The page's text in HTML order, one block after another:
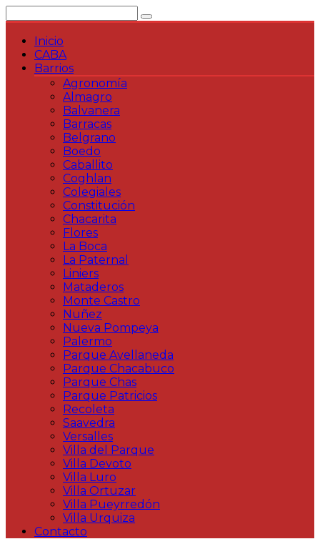
al
contenidoInicio
CABA
Barrios
Agronomía
Almagro
Balvanera
Barracas
Belgrano
Boedo
Caballito
Coghlan
Colegiales
Constitución
Chacarita
Flores
La Boca
La Paternal
Liniers
Mataderos
Monte Castro
Nuñez
Nueva Pompeya
Palermo
Parque Avellaneda
Parque Chacabuco
Parque Chas
Parque Patricios
Recoleta
Saavedra
Versalles
Villa del Parque
Villa Devoto
Villa Luro
Villa Ortuzar
Villa Pueyrredón
Villa Urquiza
Contacto